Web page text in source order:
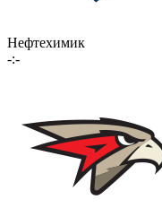
Нефтехимик
-:-